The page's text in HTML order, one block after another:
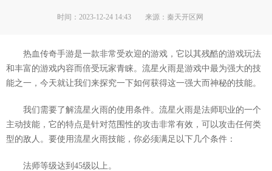
时间：2023-12-24 14:43 来源：秦天开区网
热血传奇手游是一款非常受欢迎的游戏，它以其残酷的游戏玩法
和丰富的游戏内容而倍受玩家青睐。流星火雨是游戏中最为强大的技
能之一，今天就让我们来探究一下如何获得这一强大而神秘的技能。
我们需要了解流星火雨的使用条件。流星火雨是法师职业的一个
主动技能，它的特点是针对范围性的攻击非常有效，可以攻击任何类
型的敌人。要使用流星火雨技能，你必须满足以下几个条件：
法师等级达到45级以上。